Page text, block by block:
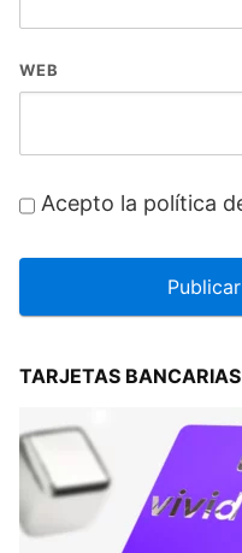
WEB
Acepto la política
TARJETAS BANCARIAS